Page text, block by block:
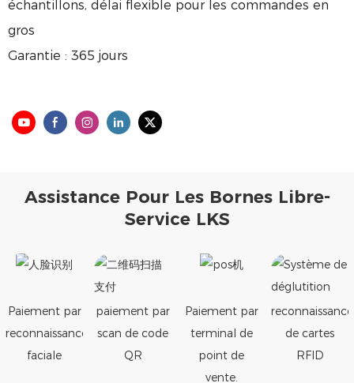
échantillons, délai flexible pour les commandes en
gros
Garantie : 365 jours
Assistance Pour Les Bornes Libre-
Service LKS
Paiement par
reconnaissance
faciale
paiement par
scan de code
QR
Paiement par
terminal de
point de
vente.
reconnaissance
de cartes
RFID